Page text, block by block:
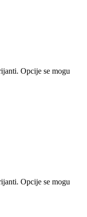
Opcije se mogu
Opcije se mogu